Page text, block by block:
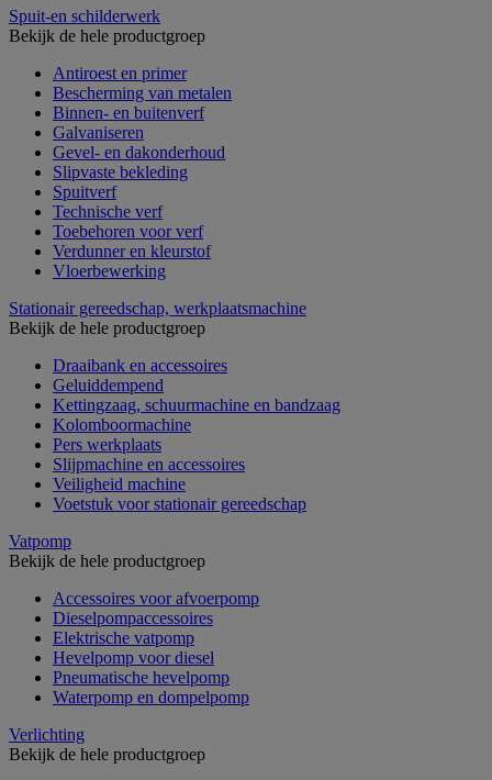
Spuit-en schilderwerk
Bekijk de hele productgroep
Antiroest en primer
Bescherming van metalen
Binnen- en buitenverf
Galvaniseren
Gevel- en dakonderhoud
Slipvaste bekleding
Spuitverf
Technische verf
Toebehoren voor verf
Verdunner en kleurstof
Vloerbewerking
Stationair gereedschap, werkplaatsmachine
Bekijk de hele productgroep
Draaibank en accessoires
Geluiddempend
Kettingzaag, schuurmachine en bandzaag
Kolomboormachine
Pers werkplaats
Slijpmachine en accessoires
Veiligheid machine
Voetstuk voor stationair gereedschap
Vatpomp
Bekijk de hele productgroep
Accessoires voor afvoerpomp
Dieselpompaccessoires
Elektrische vatpomp
Hevelpomp voor diesel
Pneumatische hevelpomp
Waterpomp en dompelpomp
Verlichting
Bekijk de hele productgroep